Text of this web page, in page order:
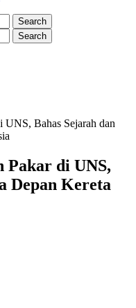
Bahas Sejarah dan
di UNS,
Depan Kereta